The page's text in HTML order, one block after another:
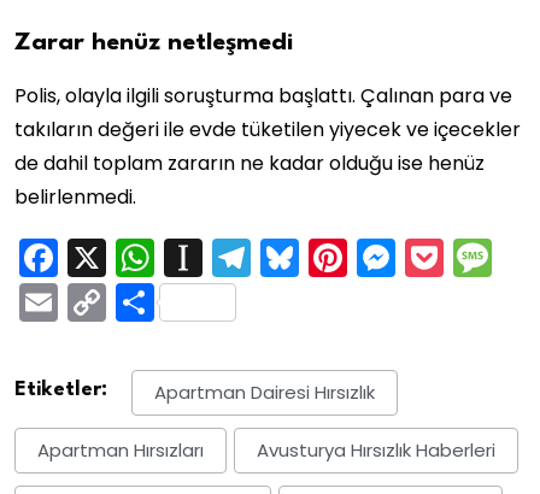
Zarar henüz netleşmedi
Polis, olayla ilgili soruşturma başlattı. Çalınan para ve
takıların değeri ile evde tüketilen yiyecek ve içecekler
de dahil toplam zararın ne kadar olduğu ise henüz
belirlenmedi.
Facebook
X WhatsApp
Instapaper
Telegram
Bluesky
Pinterest
EmailCopy
Link
Share
Etiketler: Apartman Dairesi Hırsızlık
Apartman Hırsızları Avusturya Hırsızlık Haberleri